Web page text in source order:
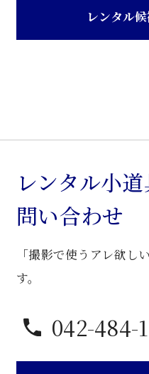
籐
ラ
ッ
ク
レンタル
レンタル小
問い合わせ
「撮影で使うアレ欲
す。
042-484-